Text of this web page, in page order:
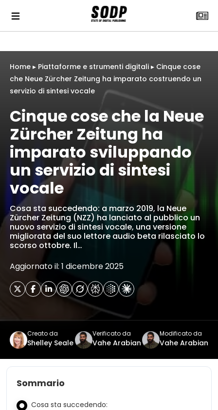
Home ▸ Piattaforme e strumenti digitali ▸ Cinque cose
che Neue Zürcher Zeitung ha imparato costruendo un
servizio di sintesi vocale
Cinque cose che la Neue
Zürcher Zeitung ha
imparato sviluppando
un servizio di sintesi
vocale
Cosa sta succedendo: a marzo 2019, la Neue
Zürcher Zeitung (NZZ) ha lanciato al pubblico un
nuovo servizio di sintesi vocale, una versione
migliorata del suo lettore audio beta rilasciato lo
scorso ottobre. Il…
Aggiornato il: 1 dicembre 2025
Creato da
Shelley Seale
Verificato da
Vahe Arabian
Modificato da
Vahe Arabian
Sommario
Cosa sta succedendo: